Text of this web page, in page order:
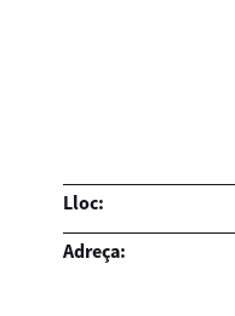
Lloc:
Adreça: